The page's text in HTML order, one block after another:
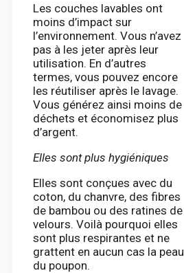
Les couches lavables ont
moins d’impact sur
l’environnement. Vous n’avez
pas à les jeter après leur
utilisation. En d’autres
termes, vous pouvez encore
les réutiliser après le lavage.
Vous générez ainsi moins de
déchets et économisez plus
d’argent.
Elles sont plus hygiéniques
Elles sont conçues avec du
coton, du chanvre, des fibres
de bambou ou des ratines de
velours. Voilà pourquoi elles
sont plus respirantes et ne
grattent en aucun cas la peau
du poupon.